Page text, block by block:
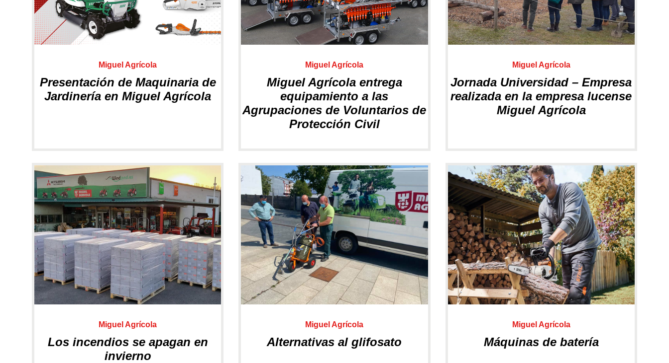
Grillo: maquinaria
profesional
Cortacésped Cortasetos Herramientas de batería Tractores Cortacésped
Sopladores Escarificadores Otros útiles de jardín
Limpieza playas Vialidad Invernal
MINITRACTORES Ver más
Miguel Agrícola
Presentación de Maquinaria de
Jardinería en Miguel Agrícola
Miguel Agrícola
Miguel Agrícola entrega
equipamiento a las
Agrupaciones de Voluntarios de
Protección Civil
Miguel Agrícola
Jornada Universidad – Empresa
realizada en la empresa lucense
Miguel Agrícola
Miguel Agrícola
Los incendios se apagan en
invierno
Miguel Agrícola
Alternativas al glifosato
Miguel Agrícola
Máquinas de batería